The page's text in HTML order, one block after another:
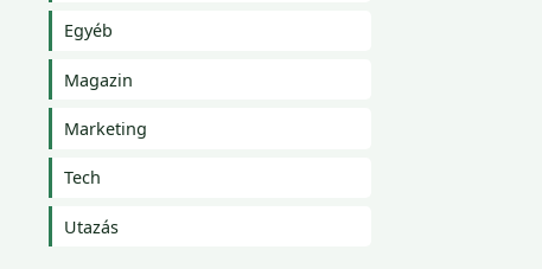
Egyéb
Magazin
Marketing
Tech
Utazás